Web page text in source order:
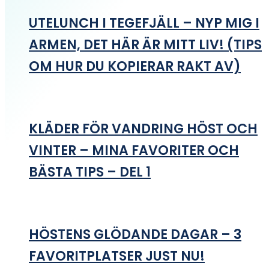
UTELUNCH I TEGEFJÄLL – NYP MIG I
ARMEN, DET HÄR ÄR MITT LIV! (TIPS
OM HUR DU KOPIERAR RAKT AV)
KLÄDER FÖR VANDRING HÖST OCH
VINTER – MINA FAVORITER OCH
BÄSTA TIPS – DEL 1
HÖSTENS GLÖDANDE DAGAR – 3
FAVORITPLATSER JUST NU!